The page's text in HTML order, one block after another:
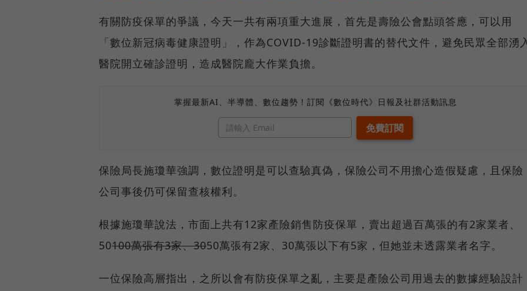
有關防疫保單的爭議，今天一共有兩項重大進展，首先是壽險公會點頭答應，可以用
「數位新冠病毒健康證明」，作為COVID-19診斷證明書的替代文件，避免民眾全部湧
醫院開立確診證明，造成醫院龐大作業負擔。
掌握最新AI、半導體、數位趨勢！訂閱《數位時代》日報及社群活動訊息
保險局長施瓊華強調，數位證明是可以查驗真偽，保險公司不用擔心造假疑慮，且保險
公司事後仍可保留查核權利。
根據施瓊華說法，市面上共有12家產險銷售防疫保單，賣出超過百萬張的有2家業者、
50100萬張有3家、3050萬張有2家、30萬張以下有5家，但她並未透露業者名字。
一位保險高層指出，之所以會有防疫保單之亂，主要是產險公司用過去的數據經驗設計